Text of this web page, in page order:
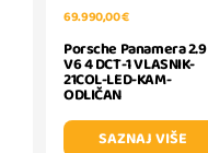
69.990,00 €
Porsche Panamera 2.9
V6 4 DCT-1 VLASNIK-
21COL-LED-KAM-
ODLIČAN
SAZNAJ VIŠE